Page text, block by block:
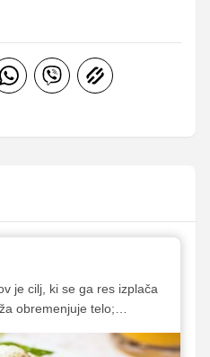
je cilj, ki se ga res izplača
obremenjuje telo;
poseči, če želimo